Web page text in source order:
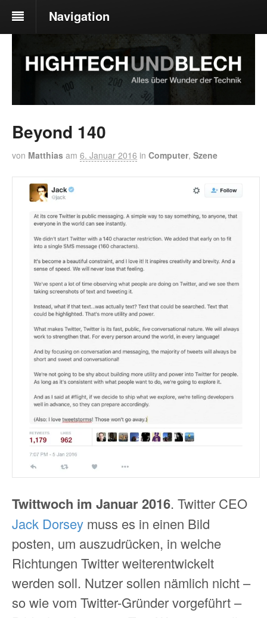
Navigation
Beyond 140
von Matthias am 6. Januar 2016 in Computer, Szene
Twittwoch im Januar 2016. Twitter CEO
Jack Dorsey muss es in einen Bild
posten, um auszudrücken, in welche
Richtungen Twitter weiterentwickelt
werden soll. Nutzer sollen nämlich nicht –
so wie vom Twitter-Gründer vorgeführt –